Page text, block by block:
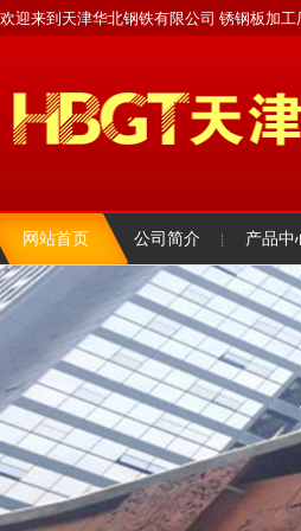
欢迎来到天津华北钢铁有限公司 锈钢板加工
网站首页 公司简介 产品中